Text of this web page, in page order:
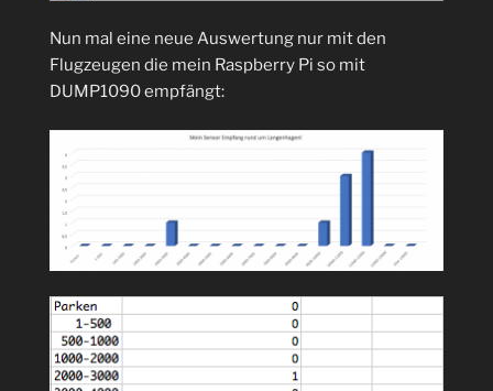
Nun mal eine neue Auswertung nur mit den
Flugzeugen die mein Raspberry Pi so mit
DUMP1090 empfängt: